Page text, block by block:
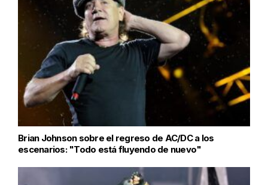
Brian Johnson sobre el regreso de AC/DC a los
escenarios: "Todo está fluyendo de nuevo"